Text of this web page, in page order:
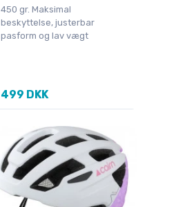
450 gr. Maksimal
beskyttelse, justerbar
pasform og lav vægt
499 DKK